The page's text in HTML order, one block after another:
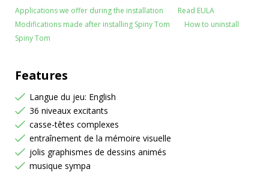
Applications we offer during the installation
Read EULA
Modifications made after installing Spiny Tom
How to uninstall
Spiny Tom
Features
Langue du jeu: English
36 niveaux excitants
casse-têtes complexes
entraînement de la mémoire visuelle
jolis graphismes de dessins animés
musique sympa